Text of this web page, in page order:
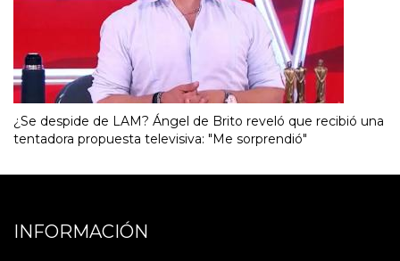
¿Se despide de LAM? Ángel de Brito reveló que recibió una
tentadora propuesta televisiva: "Me sorprendió"
INFORMACIÓN